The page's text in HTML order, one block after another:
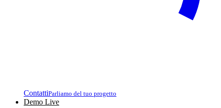
ContattiParliamo del tuo progetto
Demo Live